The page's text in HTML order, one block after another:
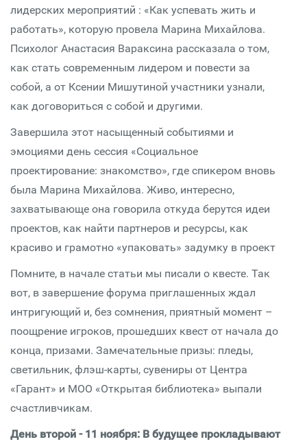
лидерских мероприятий : «Как успевать жить и
работать», которую провела Марина Михайлова.
Психолог Анастасия Вараксина рассказала о том,
как стать современным лидером и повести за
собой, а от Ксении Мишутиной участники узнали,
как договориться с собой и другими.
Завершила этот насыщенный событиями и
эмоциями день сессия «Социальное
проектирование: знакомство», где спикером вновь
была Марина Михайлова. Живо, интересно,
захватывающе она говорила откуда берутся идеи
проектов, как найти партнеров и ресурсы, как
красиво и грамотно «упаковать» задумку в проект
Помните, в начале статьи мы писали о квесте. Так
вот, в завершение форума приглашенных ждал
интригующий и, без сомнения, приятный момент –
поощрение игроков, прошедших квест от начала до
конца, призами. Замечательные призы: пледы,
светильник, флэш-карты, сувениры от Центра
«Гарант» и МОО «Открытая библиотека» выпали
счастливчикам.
День второй - 11 ноября: В будущее прокладывают